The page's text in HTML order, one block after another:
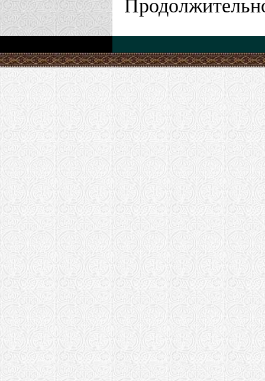
Храм
Костенеево
Храм
Козяково-
Калужская
Храм
Каменская
Свято-
г.